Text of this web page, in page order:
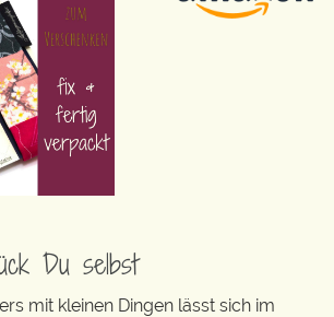
Du selbst
mit kleinen Dingen lässt sich im